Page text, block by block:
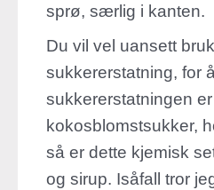
sprø, særlig i kanten.
Du vil vel uansett
sukkererstatning, for
sukkererstatningen
kokosblomstsukker,
så er dette kjemisk
og sirup. Isåfall tror